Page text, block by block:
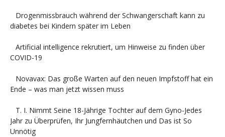
Drogenmissbrauch während der Schwangerschaft kann zu
diabetes bei Kindern später im Leben
Artificial intelligence rekrutiert, um Hinweise zu finden über
COVID-19
Novavax: Das große Warten auf den neuen Impfstoff hat ein
Ende – was man jetzt wissen muss
T. I. Nimmt Seine 18-Jährige Tochter auf dem Gyno-Jedes
Jahr zu Überprüfen, Ihr Jungfernhäutchen und Das ist So
Unnötig